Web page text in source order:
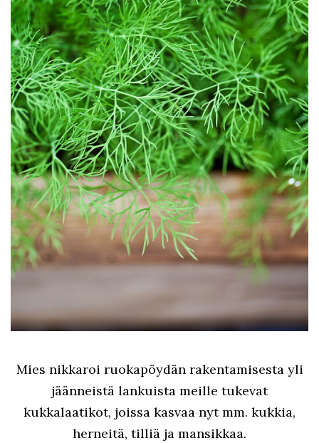
Mies nikkaroi ruokapöydän rakentamisesta yli
jäänneistä lankuista meille tukevat
kukkalaatikot, joissa kasvaa nyt mm. kukkia,
herneitä, tilliä ja mansikkaa.